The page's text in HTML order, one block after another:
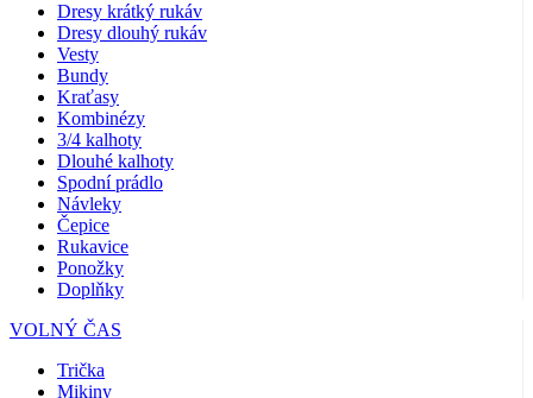
Dresy krátký rukáv
Dresy dlouhý rukáv
Vesty
Bundy
Kraťasy
Kombinézy
3/4 kalhoty
Dlouhé kalhoty
Spodní prádlo
Návleky
Čepice
Rukavice
Ponožky
Doplňky
VOLNÝ ČAS
Trička
Mikiny